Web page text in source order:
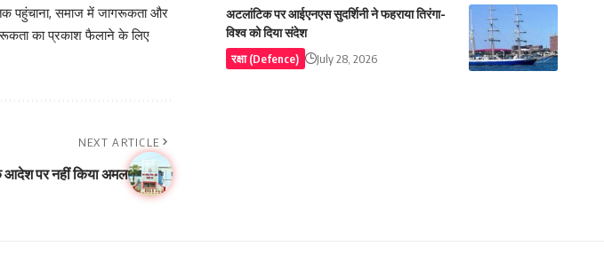
पहुंचाना, समाज में जागरूकता और
का प्रकाश फैलाने के लिए
NEXT ARTICLE
आदेश पर नहीं किया अमल
अटलांटिक पर आईएनएस सुदर्शिनी ने फहराया तिरंगा-
विश्व को दिया संदेश
रक्षा (Defence) July 28, 2026